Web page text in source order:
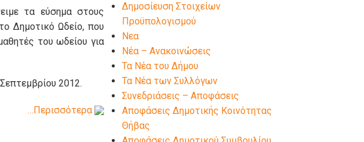
τα εύσημα στους
Δημοτικό Ωδείο, που
του ωδείου για
2012.
…Περισσότερα
Δημοσίευση Στοιχείων
Προϋπολογισμού
Νεα
Νέα – Ανακοινώσεις
Τα Νέα του Δήμου
Τα Νέα των Συλλόγων
Συνεδριάσεις – Αποφάσεις
Αποφάσεις Δημοτικής Κοινότητας
Θήβας